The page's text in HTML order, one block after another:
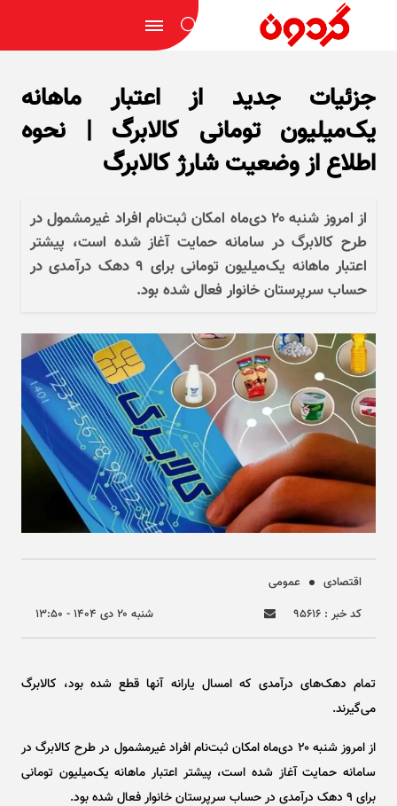
جزئیات جدید از اعتبار ماهانه
یک‌میلیون تومانی کالابرگ | نحوه
اطلاع از وضعیت شارژ کالابرگ
از امروز شنبه ۲۰ دی‌ماه امکان ثبت‌نام افراد غیرمشمول در
طرح کالابرگ در سامانه حمایت آغاز شده است، پیشتر
اعتبار ماهانه یک‌میلیون تومانی برای ۹ دهک درآمدی در
حساب سرپرستان خانوار فعال شده بود.
اقتصادی
عمومی
کد خبر : ۹۵۶۱۶
شنبه ۲۰ دی ۱۴۰۴ - ۱۳:۵۰
تمام دهک‌های درآمدی که امسال یارانه آنها قطع شده بود، کالابرگ
می‌گیرند.
از امروز شنبه ۲۰ دی‌ماه امکان ثبت‌نام افراد غیرمشمول در طرح کالابرگ در
سامانه حمایت آغاز شده است، پیشتر اعتبار ماهانه یک‌میلیون تومانی
برای ۹ دهک درآمدی در حساب سرپرستان خانوار فعال شده بود.